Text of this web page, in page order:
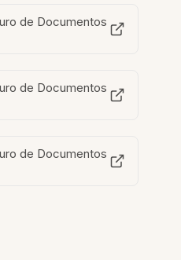
de Documentos
de Documentos
de Documentos